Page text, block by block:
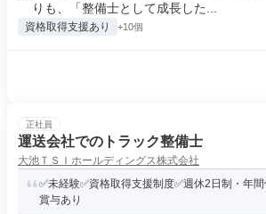
りも、「整備士として成長した...
資格取得支援あり +10個
正社員
運送会社でのトラック整備士
大池ＴＳＩホールディングス株式会社
✅️未経験✅️資格取得支援制度✅️週休2日制・年間
賞与あり